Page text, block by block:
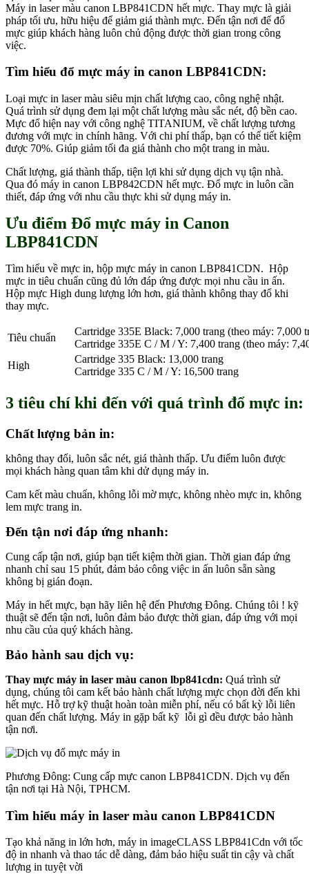
Máy in laser màu canon LBP841CDN hết mực. Thay mực là giải
pháp tối ưu, hữu hiệu để giảm giá thành mực. Đến tận nơi để đổ
mực giúp khách hàng luôn chủ động được thời gian trong công
việc.
Tìm hiểu đổ mực máy in canon LBP841CDN:
Loại mực in laser màu siêu mịn chất lượng cao, công nghệ nhật.
Quá trình sử dụng đem lại một chất lượng màu sắc nét, độ bền cao.
Mực đổ hiện nay với công nghệ TITANIUM, về chất lượng tương
đương với mực in chính hãng. Với chi phí thấp, bạn có thể tiết kiệm
được 70%. Giúp giảm tối đa giá thành cho một trang in màu.
Chất lượng, giá thành thấp, tiện lợi khi sử dụng dịch vụ tận nhà.
Qua đó máy in canon LBP842CDN hết mực. Đổ mực in luôn cần
thiết, đáp ứng với nhu cầu thực khi sử dụng máy in.
Ưu điểm Đổ mực máy in Canon
LBP841CDN
Tìm hiểu về mực in, hộp mực máy in canon LBP841CDN. Hộp
mực in tiêu chuẩn cũng đủ lớn đáp ứng được mọi nhu cầu in ấn.
Hộp mực High dung lượng lớn hơn, giá thành không thay đổ khi
thay mực.
Tiêu chuẩn
Cartridge 335E Black: 7,000 trang (theo máy: 7,000
Cartridge 335E C / M / Y: 7,400 trang (theo máy:
High
Cartridge 335 Black: 13,000 trang
Cartridge 335 C / M / Y: 16,500 trang
3 tiêu chí khi đến với quá trình đổ mực in:
Chất lượng bản in:
không thay đổi, luôn sắc nét, giá thành thấp. Ưu điểm luôn được
mọi khách hàng quan tâm khi dử dụng máy in.
Cam kết màu chuẩn, không lỗi mờ mực, không nhèo mực in, không
lem mực trang in.
Đến tận nơi đáp ứng nhanh:
Cung cấp tận nơi, giúp bạn tiết kiệm thời gian. Thời gian đáp ứng
nhanh chỉ sau 15 phút, đảm bảo công việc in ấn luôn sẵn sàng
không bị gián đoạn.
Máy in hết mực, bạn hãy liên hệ đến Phương Đông. Chúng tôi ! kỹ
thuật sẽ đến tận nơi, luôn đảm bảo được thời gian, đáp ứng với mọi
nhu cầu của quý khách hàng.
Bảo hành sau dịch vụ:
Thay mực máy in laser màu canon lbp841cdn: Quá trình sử
dụng, chúng tôi cam kết bảo hành chất lượng mực chọn đời đến khi
hết mực. Hỗ trợ kỹ thuật hoàn toàn miễn phí, nếu có bất kỳ lỗi liên
quan đến chất lượng. Máy in gặp bất kỹ lỗi gì đều được bảo hành
tận nơi.
Phương Đông: Cung cấp mực canon LBP841CDN. Dịch vụ đến
tận nơi tại Hà Nội, TPHCM.
Tìm hiểu máy in laser màu canon LBP841CDN
Tạo khả năng in lớn hơn, máy in imageCLASS LBP841Cdn với tốc
độ in nhanh và thao tác dễ dàng, đảm bảo hiệu suất tin cậy và chất
lượng in tuyệt vời